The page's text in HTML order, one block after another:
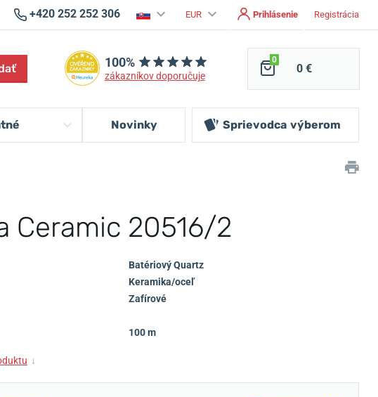
+420 252 252 306 EUR Prihlásenie Registrácia
100%
zákazníkov doporučuje
0
0 €
Novinky Sprievodca výberom
Ceramic 20516/2
Batériový Quartz
Keramika/oceľ
Zafírové
100 m
↓